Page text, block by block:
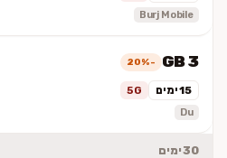
Burj Mobile
3 GB
-20%
15 ימים 5G
Du
30 ימים